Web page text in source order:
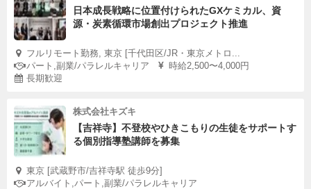
日本成長戦略に位置付けられたGXケミカル、資
源・炭素循環市場創出プロジェクト推進
フルリモート勤務, 東京 [千代田区/JR・東京メトロ...
パート,副業/パラレルキャリア
時給2,500〜4,000円
長期歓迎
株式会社キズキ
【吉祥寺】不登校やひきこもりの生徒をサポートす
る個別指導塾講師を募集
東京 [武蔵野市/吉祥寺駅 徒歩9分]
アルバイト,パート,副業/パラレルキャリア